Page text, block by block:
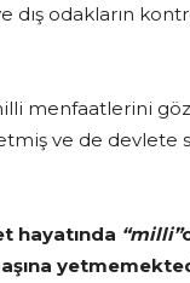
odakların
menfaatlerini
ve de devlete
hayatında “milli”